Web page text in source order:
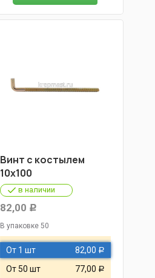
Винт с костылем
10х100
в наличии
82,00 Р
В упаковке 50
От 1 шт 82,00 Р
От 50 шт 77,00 Р